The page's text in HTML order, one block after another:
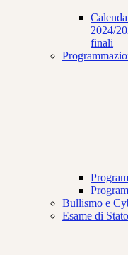
2024/
finali
Bullismo e
Esame di